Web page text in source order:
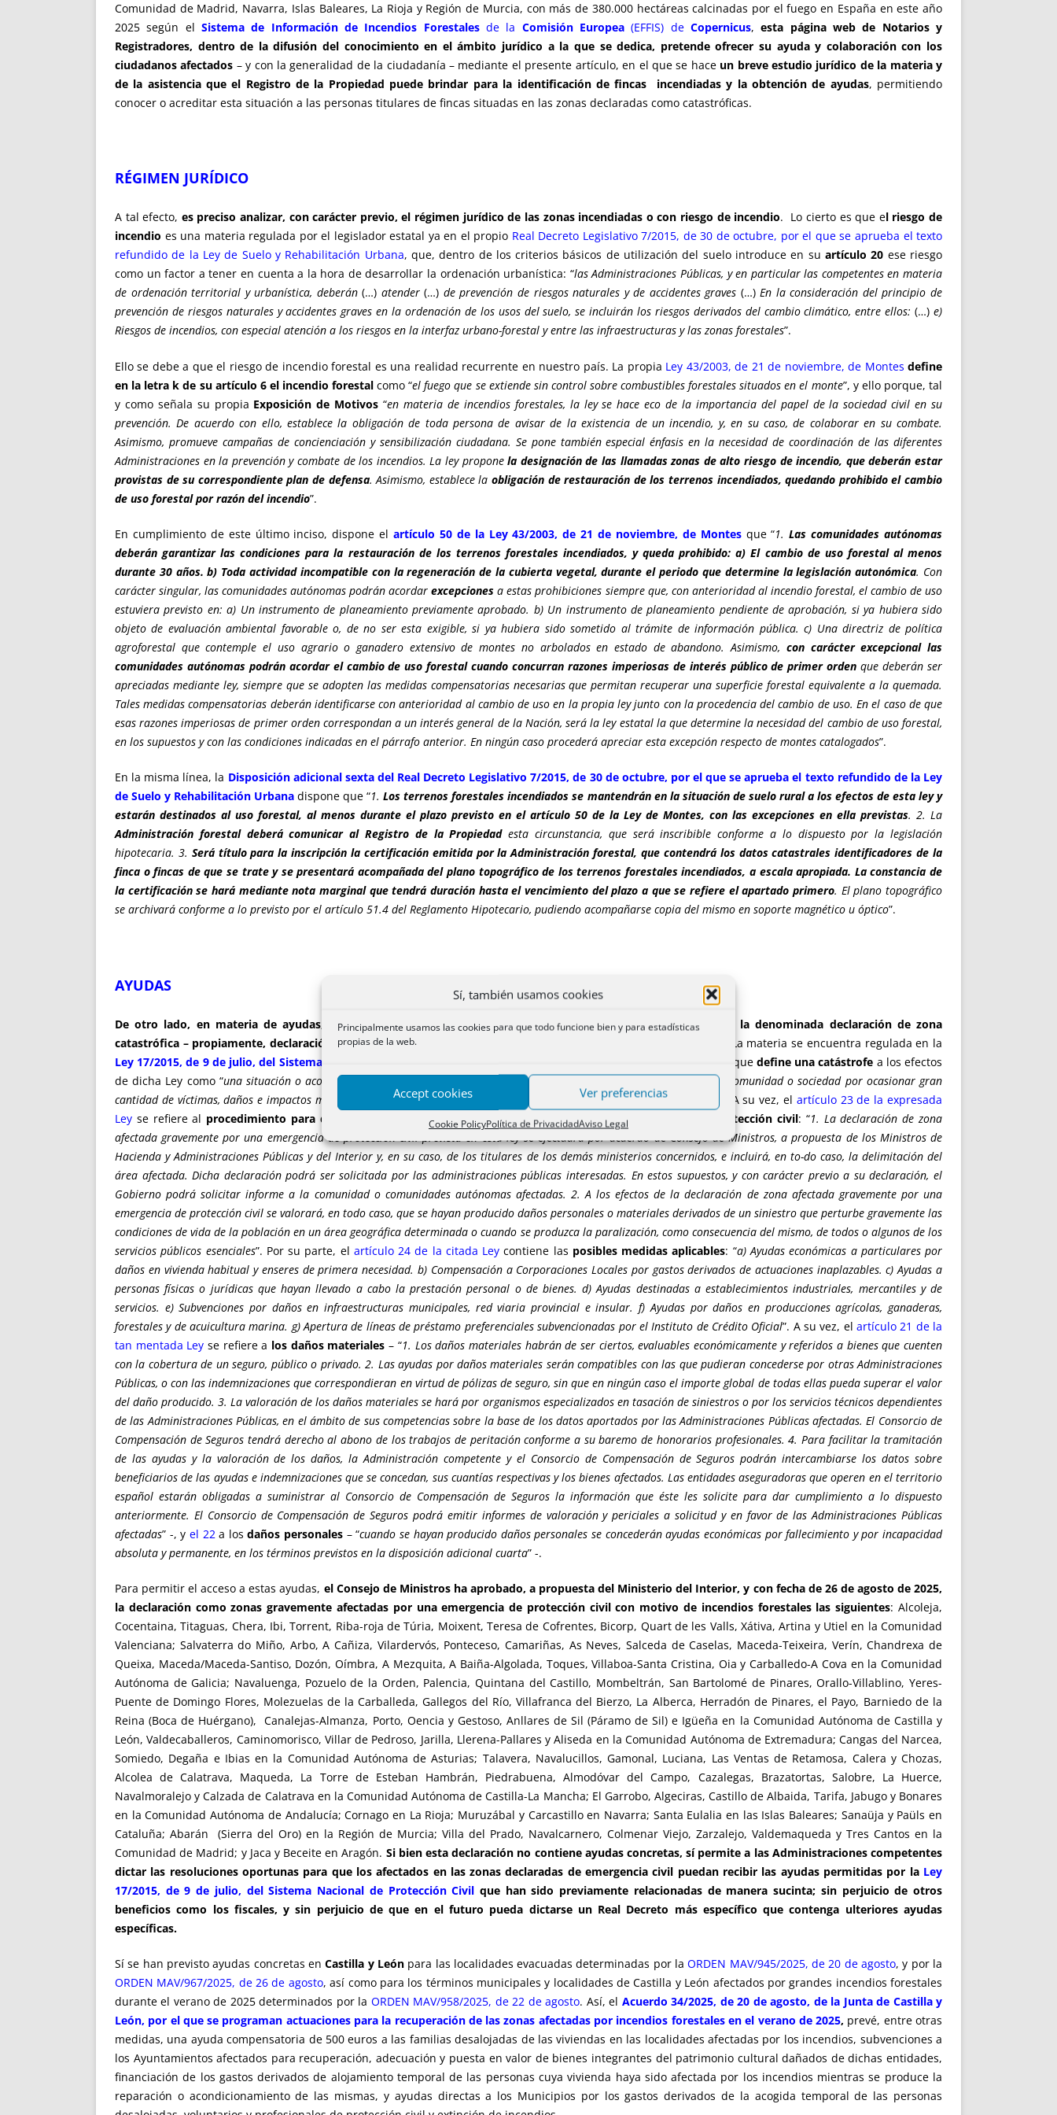
Sí, también usamos cookies
Principalmente usamos las cookies para que todo funcione bien y para estadísticas
propias de la web.
Accept cookies Ver preferencias
Cookie PolicyPolítica de PrivacidadAviso Legal
Comunidad de Madrid, Navarra, Islas Baleares, La Rioja y Región de Murcia, con más de 380.000 hectáreas calcinadas por el fuego en España en este año
2025 según el Sistema de Información de Incendios Forestalesde la Comisión Europea (EFFIS) deCopernicus,esta página web de Notarios y
Registradores, dentro de la difusión del conocimiento en el ámbito jurídico a la que se dedica, pretende ofrecer su ayuda y colaboración con los
ciudadanos afectados – y con la generalidad de la ciudadanía – mediante el presente artículo, en el que se hace un breve estudio jurídico de la materia y
de la asistencia que el Registro de la Propiedad puede brindar para la identificación de fincas incendiadas y la obtención de ayudas, permitiendo
conocer o acreditar esta situación a las personas titulares de fincas situadas en las zonas declaradas como catastróficas.
RÉGIMEN JURÍDICO
A tal efecto, es preciso analizar, con carácter previo, el régimen jurídico de las zonas incendiadas o con riesgo de incendio. Lo cierto es que el riesgo de
incendio es una materia regulada por el legislador estatal ya en el propio Real Decreto Legislativo 7/2015, de 30 de octubre, por el que se aprueba el texto
refundido de la Ley de Suelo y Rehabilitación Urbana, que, dentro de los criterios básicos de utilización del suelo introduce en suartículo 20 ese riesgo
como un factor a tener en cuenta a la hora de desarrollar la ordenación urbanística: “las Administraciones Públicas, y en particular las competentes en materia
de ordenación territorial y urbanística, deberán(…) atender(…) de prevención de riesgos naturales y de accidentes graves (…)En la consideración del principio de
prevención de riesgos naturales y accidentes graves en la ordenación de los usos del suelo, se incluirán los riesgos derivados del cambio climático, entre ellos:(…) e)
Riesgos de incendios, con especial atención a los riesgos en la interfaz urbano-forestal y entre las infraestructuras y las zonas forestales”.
Ello se debe a que el riesgo de incendio forestal es una realidad recurrente en nuestro país. La propia Ley 43/2003, de 21 de noviembre, de Montes define
en la letra k de su artículo 6 el incendio forestalcomo “el fuego que se extiende sin control sobre combustibles forestales situados en el monte”, y ello porque, tal
y como señala su propia Exposición de Motivos “en materia de incendios forestales, la ley se hace eco de la importancia del papel de la sociedad civil en su
prevención. De acuerdo con ello, establece la obligación de toda persona de avisar de la existencia de un incendio, y, en su caso, de colaborar en su combate.
Asimismo, promueve campañas de concienciación y sensibilización ciudadana. Se pone también especial énfasis en la necesidad de coordinación de las diferentes
Administraciones en la prevención y combate de los incendios. La ley proponela designación de las llamadas zonas de alto riesgo de incendio, que deberán estar
provistas de su correspondiente plan de defensa. Asimismo, establece laobligación de restauración de los terrenos incendiados, quedando prohibido el cambio
de uso forestal por razón del incendio”.
En cumplimiento de este último inciso, dispone el artículo 50 de la Ley 43/2003, de 21 de noviembre, de Montesque “1.Las comunidades autónomas
deberán garantizar las condiciones para la restauración de los terrenos forestales incendiados, y queda prohibido: a) El cambio de uso forestal al menos
durante 30 años. b) Toda actividad incompatible con la regeneración de la cubierta vegetal, durante el periodo que determine la legislación autonómica. Con
carácter singular, las comunidades autónomas podrán acordarexcepciones a estas prohibiciones siempre que, con anterioridad al incendio forestal, el cambio de uso
estuviera previsto en: a) Un instrumento de planeamiento previamente aprobado. b) Un instrumento de planeamiento pendiente de aprobación, si ya hubiera sido
objeto de evaluación ambiental favorable o, de no ser esta exigible, si ya hubiera sido sometido al trámite de información pública. c) Una directriz de política
agroforestal que contemple el uso agrario o ganadero extensivo de montes no arbolados en estado de abandono. Asimismo, con carácter excepcional las
comunidades autónomas podrán acordar el cambio de uso forestal cuando concurran razones imperiosas de interés público de primer orden que deberán ser
apreciadas mediante ley, siempre que se adopten las medidas compensatorias necesarias que permitan recuperar una superficie forestal equivalente a la quemada.
Tales medidas compensatorias deberán identificarse con anterioridad al cambio de uso en la propia ley junto con la procedencia del cambio de uso. En el caso de que
esas razones imperiosas de primer orden correspondan a un interés general de la Nación, será la ley estatal la que determine la necesidad del cambio de uso forestal,
en los supuestos y con las condiciones indicadas en el párrafo anterior. En ningún caso procederá apreciar esta excepción respecto de montes catalogados”.
En la misma línea, la Disposición adicional sexta del Real Decreto Legislativo 7/2015, de 30 de octubre, por el que se aprueba el texto refundido de la Ley
de Suelo y Rehabilitación Urbana dispone que “1.Los terrenos forestales incendiados se mantendrán en la situación de suelo rural a los efectos de esta ley y
estarán destinados al uso forestal, al menos durante el plazo previsto en el artículo 50 de la Ley de Montes, con las excepciones en ella previstas. 2. La
Administración forestal deberá comunicar al Registro de la Propiedadesta circunstancia, que será inscribible conforme a lo dispuesto por la legislación
hipotecaria. 3. Será título para la inscripción la certificación emitida por la Administración forestal, que contendrá los datos catastrales identificadores de la
finca o fincas de que se trate y se presentará acompañada del plano topográfico de los terrenos forestales incendiados, a escala apropiada. La constancia de
la certificación se hará mediante nota marginal que tendrá duración hasta el vencimiento del plazo a que se refiere el apartado primero. El plano topográfico
se archivará conforme a lo previsto por el artículo 51.4 del Reglamento Hipotecario, pudiendo acompañarse copia del mismo en soporte magnético u óptico”.
AYUDAS
De otro lado, en materia de ayudas, es preciso analizar, con carácter previo, el régimen jurídico que regula la denominada declaración de zona
catastrófica – propiamente, declaración de zona afectada gravemente por una emergencia de protección civil –
. La materia se encuentra regulada en la
Ley 17/2015, de 9 de julio, del Sistema Nacional de Protección Civil, cuyo artículo segundo, en su apartado sexto
, que define una catástrofe a los efectos
de dicha Ley como “una situación o acontecimiento que altera o interrumpe sustancialmente el funcionamiento de una comunidad o sociedad por ocasionar gran
cantidad de víctimas, daños e impactos materiales, cuya atención supera los medios disponibles de la propia comunidad
”. A su vez, el artículo 23 de la expresada
Ley se refiere al procedimiento para declarar una zona como afectada gravemente por una emergencia de protección civil: “1. La declaración de zona
afectada gravemente por una emergencia de protección civil prevista en esta ley se efectuará por acuerdo de Consejo de Ministros, a propuesta de los Ministros de
Hacienda y Administraciones Públicas y del Interior y, en su caso, de los titulares de los demás ministerios concernidos, e incluirá, en to-do caso, la delimitación del
área afectada. Dicha declaración podrá ser solicitada por las administraciones públicas interesadas. En estos supuestos, y con carácter previo a su declaración, el
Gobierno podrá solicitar informe a la comunidad o comunidades autónomas afectadas. 2. A los efectos de la declaración de zona afectada gravemente por una
emergencia de protección civil se valorará, en todo caso, que se hayan producido daños personales o materiales derivados de un siniestro que perturbe gravemente las
condiciones de vida de la población en un área geográfica determinada o cuando se produzca la paralización, como consecuencia del mismo, de todos o algunos de los
servicios públicos esenciales”. Por su parte, el artículo 24 de la citada Ley contiene las posibles medidas aplicables: “a) Ayudas económicas a particulares por
daños en vivienda habitual y enseres de primera necesidad. b) Compensación a Corporaciones Locales por gastos derivados de actuaciones inaplazables. c) Ayudas a
personas físicas o jurídicas que hayan llevado a cabo la prestación personal o de bienes. d) Ayudas destinadas a establecimientos industriales, mercantiles y de
servicios. e) Subvenciones por daños en infraestructuras municipales, red viaria provincial e insular. f) Ayudas por daños en producciones agrícolas, ganaderas,
forestales y de acuicultura marina. g) Apertura de líneas de préstamo preferenciales subvencionadas por el Instituto de Crédito Oficial”. A su vez, el artículo 21 de la
tan mentada Ley se refiere a los daños materiales – “1. Los daños materiales habrán de ser ciertos, evaluables económicamente y referidos a bienes que cuenten
con la cobertura de un seguro, público o privado. 2. Las ayudas por daños materiales serán compatibles con las que pudieran concederse por otras Administraciones
Públicas, o con las indemnizaciones que correspondieran en virtud de pólizas de seguro, sin que en ningún caso el importe global de todas ellas pueda superar el valor
del daño producido. 3. La valoración de los daños materiales se hará por organismos especializados en tasación de siniestros o por los servicios técnicos dependientes
de las Administraciones Públicas, en el ámbito de sus competencias sobre la base de los datos aportados por las Administraciones Públicas afectadas. El Consorcio de
Compensación de Seguros tendrá derecho al abono de los trabajos de peritación conforme a su baremo de honorarios profesionales. 4. Para facilitar la tramitación
de las ayudas y la valoración de los daños, la Administración competente y el Consorcio de Compensación de Seguros podrán intercambiarse los datos sobre
beneficiarios de las ayudas e indemnizaciones que se concedan, sus cuantías respectivas y los bienes afectados. Las entidades aseguradoras que operen en el territorio
español estarán obligadas a suministrar al Consorcio de Compensación de Seguros la información que éste les solicite para dar cumplimiento a lo dispuesto
anteriormente. El Consorcio de Compensación de Seguros podrá emitir informes de valoración y periciales a solicitud y en favor de las Administraciones Públicas
afectadas” -, y el 22 a losdaños personales – “cuando se hayan producido daños personales se concederán ayudas económicas por fallecimiento y por incapacidad
absoluta y permanente, en los términos previstos en la disposición adicional cuarta” -.
Para permitir el acceso a estas ayudas, el Consejo de Ministrosha aprobado, a propuesta del Ministerio del Interior, y con fecha de 26 de agosto de 2025,
la declaración como zonas gravemente afectadas por una emergencia de protección civil con motivo de incendios forestales las siguientes: Alcoleja,
Cocentaina, Titaguas, Chera, Ibi, Torrent, Riba-roja de Túria, Moixent, Teresa de Cofrentes, Bicorp, Quart de les Valls, Xátiva, Artina y Utiel en la Comunidad
Valenciana; Salvaterra do Miño, Arbo, A Cañiza, Vilardervós, Ponteceso, Camariñas, As Neves, Salceda de Caselas, Maceda-Teixeira, Verín, Chandrexa de
Queixa, Maceda/Maceda-Santiso, Dozón, Oímbra, A Mezquita, A Baiña-Algolada, Toques, Villaboa-Santa Cristina, Oia y Carballedo-A Cova en la Comunidad
Autónoma de Galicia; Navaluenga, Pozuelo de la Orden, Palencia, Quintana del Castillo, Mombeltrán, San Bartolomé de Pinares, Orallo-Villablino, Yeres-
Puente de Domingo Flores, Molezuelas de la Carballeda, Gallegos del Río, Villafranca del Bierzo, La Alberca, Herradón de Pinares, el Payo, Barniedo de la
Reina (Boca de Huérgano), Canalejas-Almanza, Porto, Oencia y Gestoso, Anllares de Sil (Páramo de Sil) e Igüeña en la Comunidad Autónoma de Castilla y
León, Valdecaballeros, Caminomorisco, Villar de Pedroso, Jarilla, Llerena-Pallares y Aliseda en la Comunidad Autónoma de Extremadura; Cangas del Narcea,
Somiedo, Degaña e Ibias en la Comunidad Autónoma de Asturias; Talavera, Navalucillos, Gamonal, Luciana, Las Ventas de Retamosa, Calera y Chozas,
Alcolea de Calatrava, Maqueda, La Torre de Esteban Hambrán, Piedrabuena, Almodóvar del Campo, Cazalegas, Brazatortas, Salobre, La Huerce,
Navalmoralejo y Calzada de Calatrava en la Comunidad Autónoma de Castilla-La Mancha; El Garrobo, Algeciras, Castillo de Albaida, Tarifa, Jabugo y Bonares
en la Comunidad Autónoma de Andalucía; Cornago en La Rioja; Muruzábal y Carcastillo en Navarra; Santa Eulalia en las Islas Baleares; Sanaüja y Paüls en
Cataluña; Abarán (Sierra del Oro) en la Región de Murcia; Villa del Prado, Navalcarnero, Colmenar Viejo, Zarzalejo, Valdemaqueda y Tres Cantos en la
Comunidad de Madrid; y Jaca y Beceite en Aragón. Si bien esta declaración no contiene ayudas concretas, sí permite a las Administraciones competentes
dictar las resoluciones oportunas para que los afectados en las zonas declaradas de emergencia civil puedan recibir las ayudas permitidas por la Ley
17/2015, de 9 de julio, del Sistema Nacional de Protección Civil que han sido previamente relacionadas de manera sucinta; sin perjuicio de otros
beneficios como los fiscales, y sin perjuicio de que en el futuro pueda dictarse un Real Decreto más específico que contenga ulteriores ayudas
específicas.
Sí se han previsto ayudas concretas enCastilla y Leónpara las localidades evacuadas determinadas por laORDEN MAV/945/2025, de 20 de agosto, y por la
ORDEN MAV/967/2025, de 26 de agosto, así como para los términos municipales y localidades de Castilla y León afectados por grandes incendios forestales
durante el verano de 2025 determinados por la ORDEN MAV/958/2025, de 22 de agosto. Así, el Acuerdo 34/2025, de 20 de agosto, de la Junta de Castilla y
León, por el que se programan actuaciones para la recuperación de las zonas afectadas por incendios forestales en el verano de 2025, prevé, entre otras
medidas, una ayuda compensatoria de 500 euros a las familias desalojadas de las viviendas en las localidades afectadas por los incendios, subvenciones a
los Ayuntamientos afectados para recuperación, adecuación y puesta en valor de bienes integrantes del patrimonio cultural dañados de dichas entidades,
financiación de los gastos derivados de alojamiento temporal de las personas cuya vivienda haya sido afectada por los incendios mientras se produce la
reparación o acondicionamiento de las mismas, y ayudas directas a los Municipios por los gastos derivados de la acogida temporal de las personas